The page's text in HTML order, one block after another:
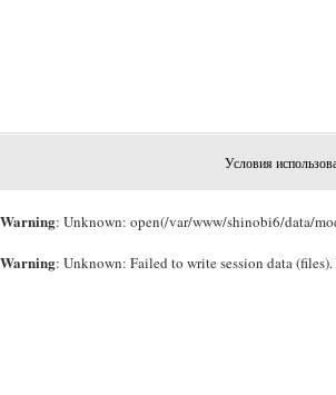
Условия
Warning: Unknown: open(/var/www/shinobi6/data/
Warning: Unknown: Failed to write session data